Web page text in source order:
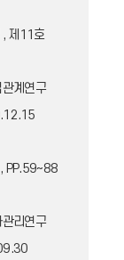
, 제11호
계연구
PP.59~88
리연구